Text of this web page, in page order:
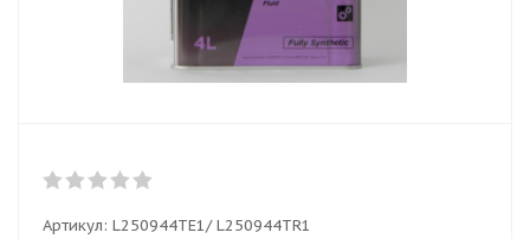
Артикул: L250944TE1/ L250944TR1